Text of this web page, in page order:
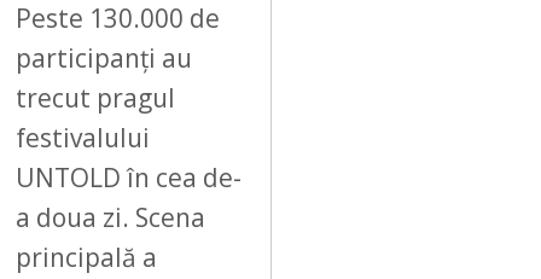
Peste 130.000 de
participanți au
trecut pragul
festivalului
UNTOLD în cea de-
a doua zi. Scena
principală a